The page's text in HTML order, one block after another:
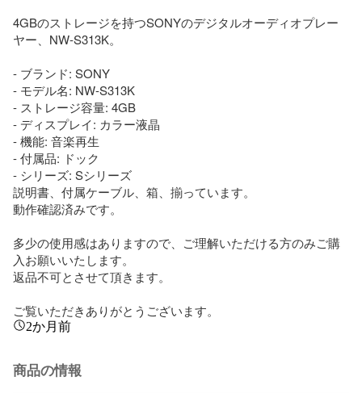
4GBのストレージを持つSONYのデジタルオーディオプレー
ヤー、NW-S313K。
- ブランド: SONY
- モデル名: NW-S313K
- ストレージ容量: 4GB
- ディスプレイ: カラー液晶
- 機能: 音楽再生
- 付属品: ドック
- シリーズ: Sシリーズ
説明書、付属ケーブル、箱、揃っています。
動作確認済みです。
多少の使用感はありますので、ご理解いただける方のみご購
入お願いいたします。
返品不可とさせて頂きます。
ご覧いただきありがとうございます。
2か月前
商品の情報